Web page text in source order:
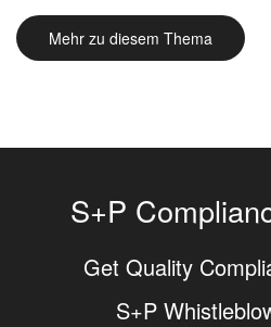
Mehr zu diesem Thema
S+P
Get Quality
S+P